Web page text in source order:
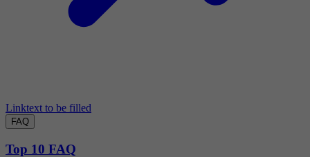
Linktext to be filled
FAQ
Top 10 FAQ